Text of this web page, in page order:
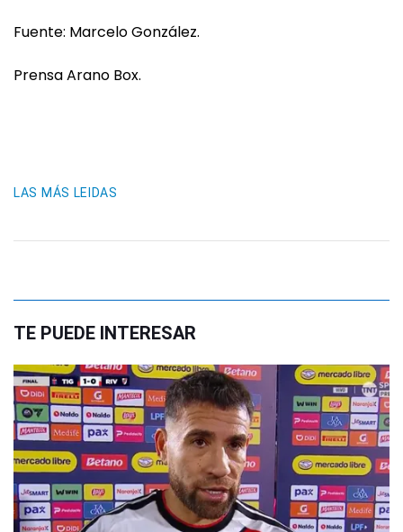
Fuente: Marcelo González.
Prensa Arano Box.
LAS MÁS LEIDAS
TE PUEDE INTERESAR